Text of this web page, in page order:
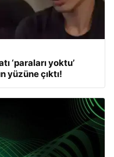
‘paraları yoktu’
yüzüne çıktı!